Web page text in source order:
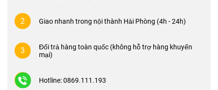
2 Giao nhanh trong nội thành Hải Phòng (4h - 24h)
3
Đổi trả hàng toàn quốc (không hỗ trợ hàng khuyến
mại)
Hotline: 0869.111.193